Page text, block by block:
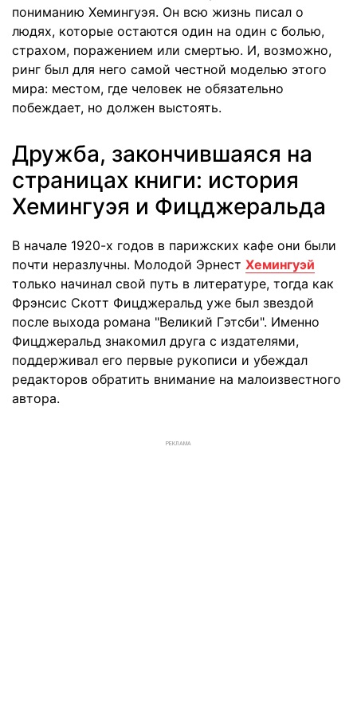
пониманию Хемингуэя. Он всю жизнь писал о
людях, которые остаются один на один с болью,
страхом, поражением или смертью. И, возможно,
ринг был для него самой честной моделью этого
мира: местом, где человек не обязательно
побеждает, но должен выстоять.
Дружба, закончившаяся на
страницах книги: история
Хемингуэя и Фицджеральда
В начале 1920-х годов в парижских кафе они были
почти неразлучны. Молодой Эрнест Хемингуэй
только начинал свой путь в литературе, тогда как
Фрэнсис Скотт Фицджеральд уже был звездой
после выхода романа "Великий Гэтсби". Именно
Фицджеральд знакомил друга с издателями,
поддерживал его первые рукописи и убеждал
редакторов обратить внимание на малоизвестного
автора.
РЕКЛАМА